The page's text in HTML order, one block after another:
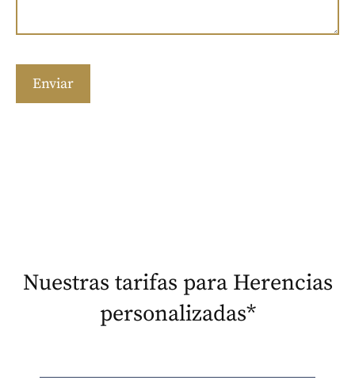
Nuestras tarifas para Herencias
personalizadas*